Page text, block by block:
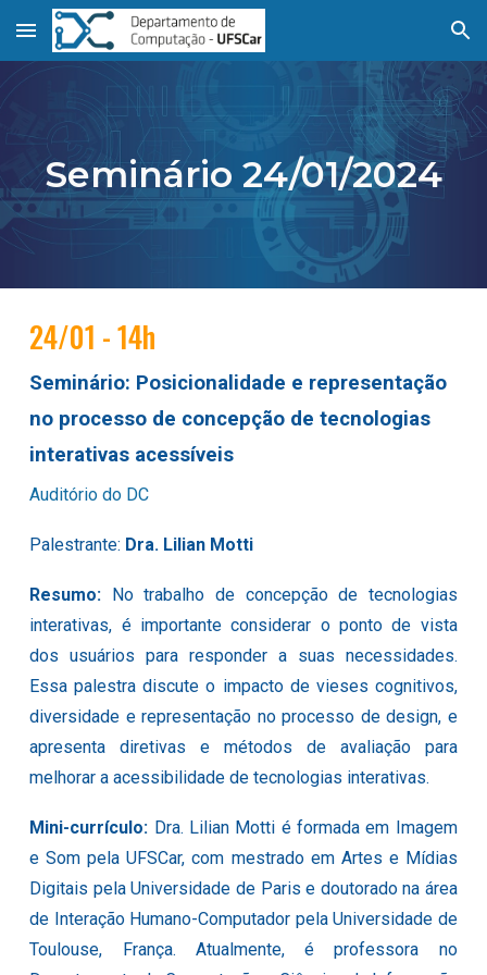
Skip to main content Skip to navigation
Seminário 24/01/2024
24/01 - 14h
Seminário: Posicionalidade e representação
no processo de concepção de tecnologias
interativas acessíveis
Auditório do DC
Palestrante: Dra. Lilian Motti
Resumo:
No trabalho de concepção de tecnologias
interativas, é importante considerar o ponto de vista
dos usuários para responder a suas necessidades.
Essa palestra discute o impacto de vieses cognitivos,
diversidade e representação no processo de design, e
apresenta diretivas e métodos de avaliação para
melhorar a acessibilidade de tecnologias interativas.
Mini-currículo: Dra. Lilian Motti é formada em Imagem
e Som pela UFSCar, com mestrado em Artes e Mídias
Digitais pela Universidade de Paris e doutorado na área
de Interação Humano-Computador pela Universidade de
Toulouse, França. Atualmente, é professora no